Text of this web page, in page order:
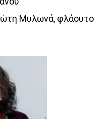
Μυλωνά, φλάουτο